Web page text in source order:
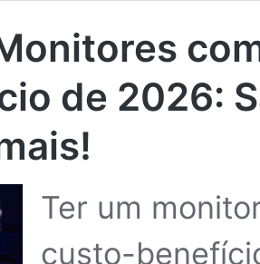
de 2026:
Ter um
custo-